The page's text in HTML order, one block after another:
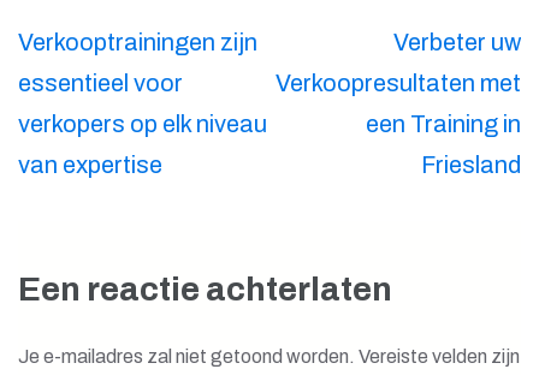
Berichtnavigatie
Verkooptrainingen zijn
essentieel voor
verkopers op elk niveau
van expertise
Verbeter uw
Verkoopresultaten met
een Training in
Friesland
Een reactie achterlaten
Je e-mailadres zal niet getoond worden. Vereiste velden zijn